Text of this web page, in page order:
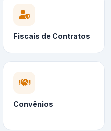
Fiscais de Contratos
Convênios